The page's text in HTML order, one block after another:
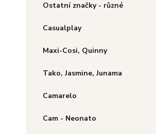
Ostatní značky - různé
Casualplay
Maxi-Cosi, Quinny
Tako, Jasmine, Junama
Camarelo
Cam - Neonato